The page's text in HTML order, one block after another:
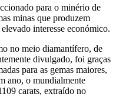
para o minério de
minas que produzem
interesse económico.
no meio diamantífero, de
divulgado, foi graças
para as gemas maiores,
ano, o mundialmente
carats, extraído no